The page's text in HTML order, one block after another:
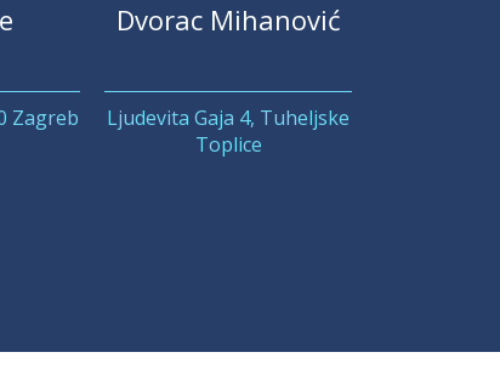
Zagreb
Dvorac Mihanović
Ljudevita Gaja 4, Tuheljske
Toplice